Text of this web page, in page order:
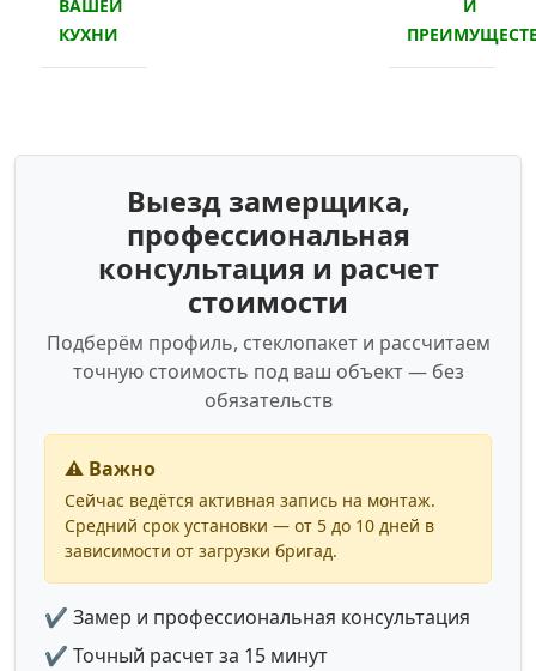
ВАШЕЙ
КУХНИ
И
Выезд замерщика,
профессиональная
консультация и расчет
стоимости
Подберём профиль, стеклопакет и рассчитаем
точную стоимость под ваш объект — без
обязательств
⚠️ Важно
Сейчас ведётся активная запись на монтаж.
Средний срок установки — от 5 до 10 дней в
зависимости от загрузки бригад.
✔ Замер и профессиональная консультация
✔ Точный расчет за 15 минут